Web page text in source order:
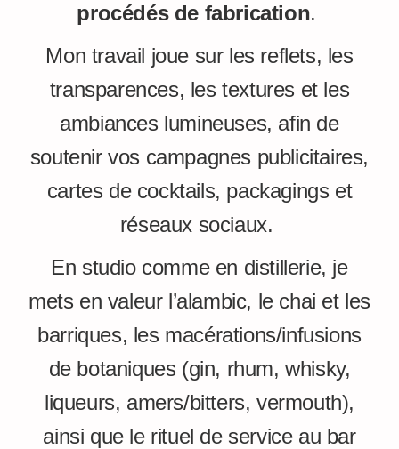
procédés de fabrication.
Mon travail joue sur les reflets, les
transparences, les textures et les
ambiances lumineuses, afin de
soutenir vos campagnes publicitaires,
cartes de cocktails, packagings et
réseaux sociaux.
En studio comme en distillerie, je
mets en valeur l’alambic, le chai et les
barriques, les macérations/infusions
de botaniques (gin, rhum, whisky,
liqueurs, amers/bitters, vermouth),
ainsi que le rituel de service au bar